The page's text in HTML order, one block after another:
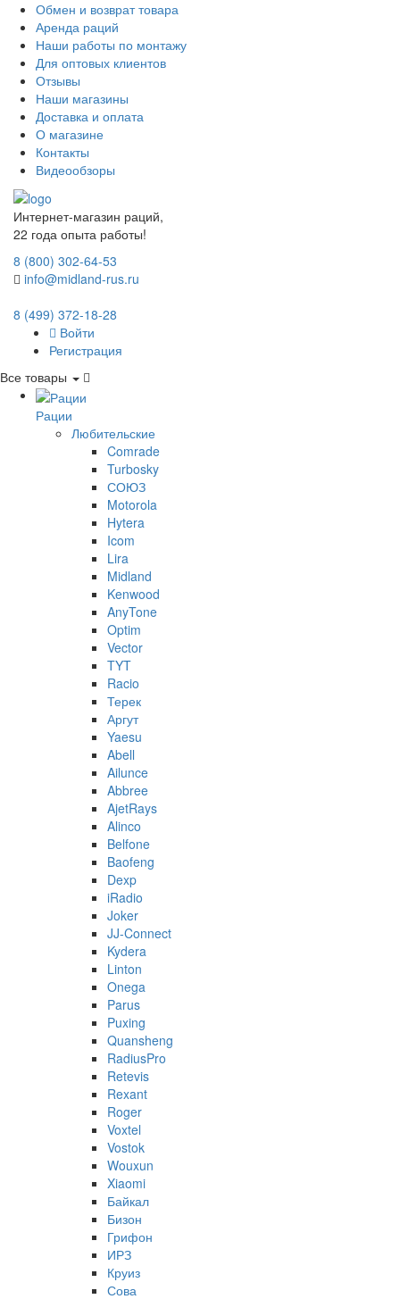
Обмен и возврат товара
Аренда раций
Наши работы по монтажу
Для оптовых клиентов
Отзывы
Наши магазины
Доставка и оплата
О магазине
Контакты
Видеообзоры
Интернет-магазин раций,
22 года опыта работы!
8 (800) 302-64-53
info@midland-rus.ru
8 (499) 372-18-28
Войти
Регистрация
Все товары
Рации
Любительские
Comrade
Turbosky
СОЮЗ
Motorola
Hytera
Icom
Lira
Midland
Kenwood
AnyTone
Optim
Vector
TYT
Racio
Терек
Аргут
Yaesu
Abell
Ailunce
Abbree
AjetRays
Alinco
Belfone
Baofeng
Dexp
iRadio
Joker
JJ-Connect
Kydera
Linton
Onega
Parus
Puxing
Quansheng
RadiusPro
Retevis
Rexant
Roger
Voxtel
Vostok
Wouxun
Xiaomi
Байкал
Бизон
Грифон
ИРЗ
Круиз
Сова